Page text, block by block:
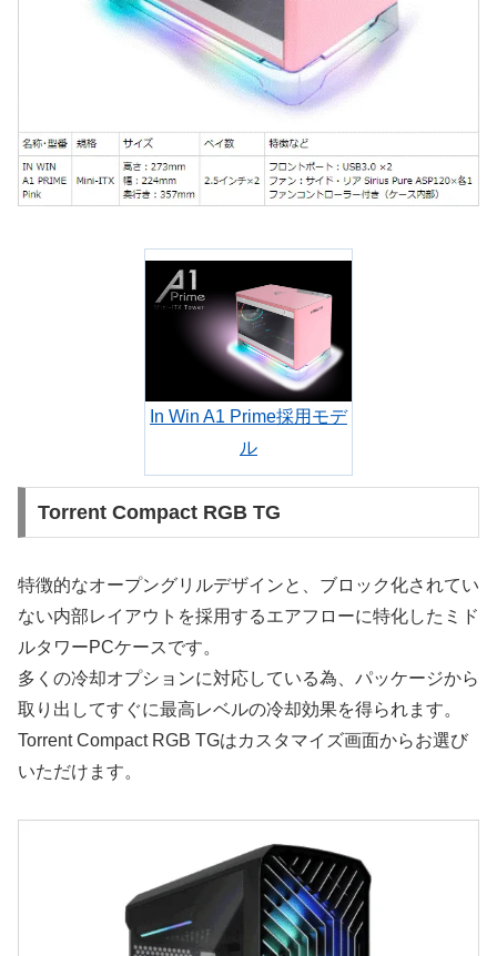
In Win A1 Prime採用モデ
ル
Torrent Compact RGB TG
特徴的なオープングリルデザインと、ブロック化されてい
ない内部レイアウトを採用するエアフローに特化したミド
ルタワーPCケースです。
多くの冷却オプションに対応している為、パッケージから
取り出してすぐに最高レベルの冷却効果を得られます。
Torrent Compact RGB TGはカスタマイズ画面からお選び
いただけます。